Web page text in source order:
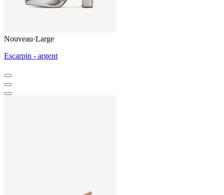
Nouveau·Large
Escarpin - argent